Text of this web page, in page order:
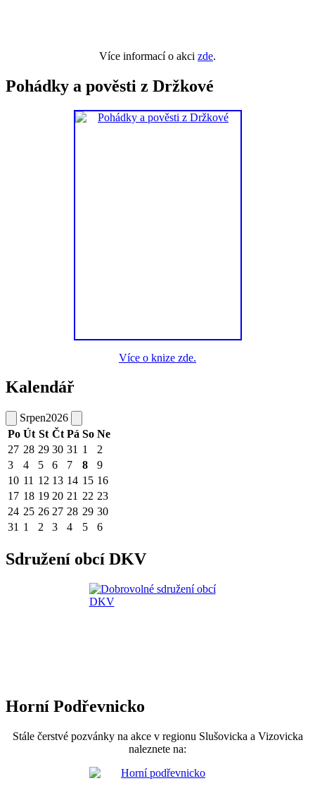
Více informací o akci zde.
Pohádky a pověsti z Držkové
Více o knize zde.
Kalendář
Srpen2026
Po Út St Čt Pá So Ne
27 28 29 30 31 1
2
3
4 5 6 7 8
9
10 11 12 13 14 15 16
17 18 19 20 21 22 23
24 25 26 27 28 29 30
31 1 2 3 4 5 6
Sdružení obcí DKV
Horní Podřevnicko
Stále čerstvé pozvánky na akce v regionu Slušovicka a Vizovicka
naleznete na: